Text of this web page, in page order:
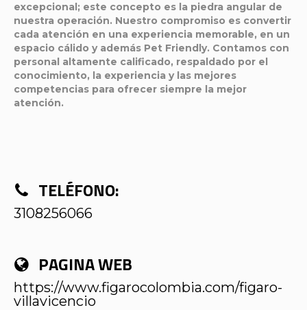
excepcional; este concepto es la piedra angular de
nuestra operación. Nuestro compromiso es convertir
cada atención en una experiencia memorable, en un
espacio cálido y además Pet Friendly. Contamos con
personal altamente calificado, respaldado por el
conocimiento, la experiencia y las mejores
competencias para ofrecer siempre la mejor
atención.
TELÉFONO:
3108256066
PAGINA WEB
https://www.figarocolombia.com/figaro-
villavicencio